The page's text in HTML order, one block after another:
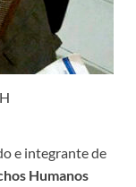
e integrante de
Humanos